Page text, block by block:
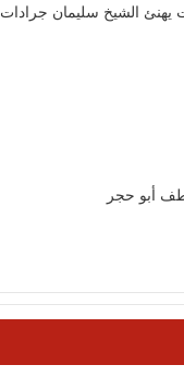
يهنئ الشيخ سليمان جرادات
أبو حجر